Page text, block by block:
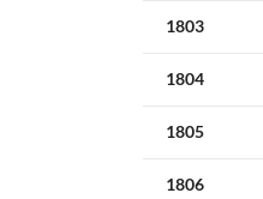
1803
1804
1805
1806